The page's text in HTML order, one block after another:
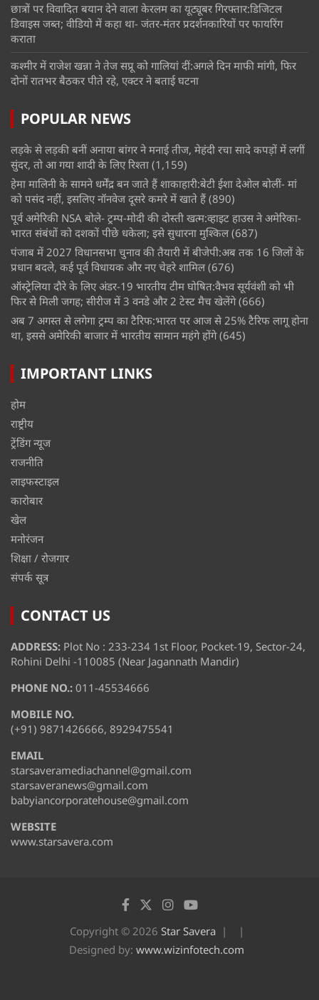
छात्रों पर विवादित बयान देने वाला केरलम का यूट्यूबर गिरफ्तार:डिजिटल
डिवाइस जब्त; वीडियो में कहा था- जंतर-मंतर प्रदर्शनकारियों पर फायरिंग
कराता
कश्मीर में राजेश खन्ना ने तेज सप्रू को गालियां दीं:अगले दिन माफी मांगी, फिर
दोनों रातभर बैठकर पीते रहे, एक्टर ने बताई घटना
POPULAR NEWS
लड़के से लड़की बनीं अनाया बांगर ने मनाई तीज, मेहंदी रचा सादे कपड़ों में लगीं
सुंदर, तो आ गया शादी के लिए रिश्ता (1,159)
हेमा मालिनी के सामने धर्मेंद्र बन जाते हैं शाकाहारी:बेटी ईशा देओल बोलीं- मां
को पसंद नहीं, इसलिए नॉनवेज दूसरे कमरे में खाते हैं (890)
पूर्व अमेरिकी NSA बोले- ट्रम्प-मोदी की दोस्ती खत्म:व्हाइट हाउस ने अमेरिका-
भारत संबंधों को दशकों पीछे धकेला; इसे सुधारना मुश्किल (687)
पंजाब में 2027 विधानसभा चुनाव की तैयारी में बीजेपी:अब तक 16 जिलों के
प्रधान बदले, कई पूर्व विधायक और नए चेहरे शामिल (676)
ऑस्ट्रेलिया दौरे के लिए अंडर-19 भारतीय टीम घोषित:वैभव सूर्यवंशी को भी
फिर से मिली जगह; सीरीज में 3 वनडे और 2 टेस्ट मैच खेलेंगे (666)
अब 7 अगस्त से लगेगा ट्रम्प का टैरिफ:भारत पर आज से 25% टैरिफ लागू होना
था, इससे अमेरिकी बाजार में भारतीय सामान महंगे होंगे (645)
IMPORTANT LINKS
होम
राष्ट्रीय
ट्रेंडिंग न्यूज
राजनीति
लाइफस्टाइल
कारोबार
खेल
मनोरंजन
शिक्षा / रोजगार
संपर्क सूत्र
CONTACT US
ADDRESS: Plot No : 233-234 1st Floor, Pocket-19, Sector-24,
Rohini Delhi -110085 (Near Jagannath Mandir)
PHONE NO.: 011-45534666
MOBILE NO.
(+91) 9871426666, 8929475541
EMAIL
starsaveramediachannel@gmail.com
starsaveranews@gmail.com
babyiancorporatehouse@gmail.com
WEBSITE
www.starsavera.com
Copyright © 2026 Star Savera
Designed by: www.wizinfotech.com